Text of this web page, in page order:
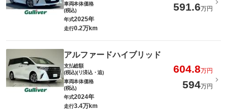
車両本体価格
(税込)
591.6万円
年式2025年
走行0.2万km
アルファードハイブリッド
支払総額
(税込)(リ済込・追)
604.8万円
車両本体価格
(税込)
594万円
年式2024年
走行3.4万km